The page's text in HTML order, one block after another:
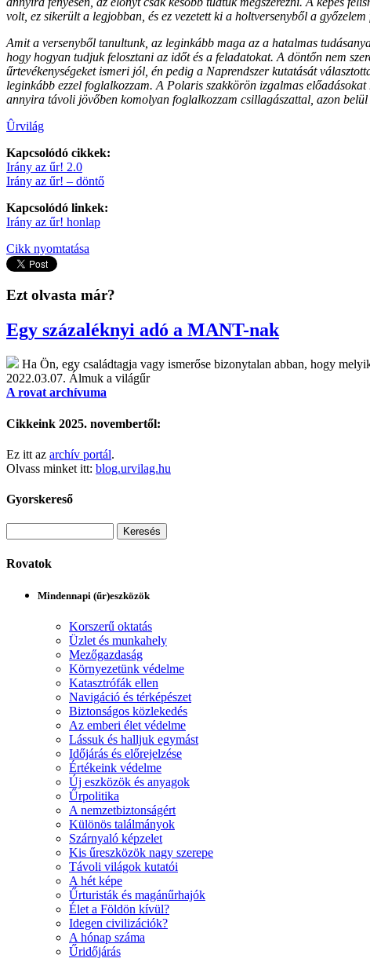
volt, ez sikerült a legjobban, és ez vezetett ki a holtversenyből a győzelem
Amit a versenyből tanultunk, az leginkább maga az a hatalmas
hogy hogyan tudjuk felosztani az időt és a feladatokat. A döntőn nem
űrtevékenységeket ismeri jól, én pedig a Naprendszer kutatását
leginkább ezzel foglalkozzam. A Polaris szakkörön izgalmas
annyira távoli jövőben komolyan foglalkozzam csillagászattal, azon
Ûrvilág
Kapcsolódó cikkek:
Irány az űr! 2.0
Irány az űr! – döntő
Kapcsolódó linkek:
Irány az űr! honlap
Cikk nyomtatása
Ezt olvasta már?
Egy százaléknyi adó a MANT-nak
Ha Ön, egy családtagja vagy ismerőse bizonytalan abban, hogy
2022.03.07. Álmuk a világűr
A rovat archívuma
Cikkeink 2025. novembertől:
Ez itt az archív portál.
Olvass minket itt: blog.urvilag.hu
Gyorskereső
Rovatok
Mindennapi (űr)eszközök
Korszerű oktatás
Üzlet és munkahely
Mezőgazdaság
Környezetünk védelme
Katasztrófák ellen
Navigáció és térképészet
Biztonságos közlekedés
Az emberi élet védelme
Lássuk és halljuk egymást
Időjárás és előrejelzése
Értékeink védelme
Új eszközök és anyagok
Űrpolitika
A nemzetbiztonságért
Különös találmányok
Szárnyaló képzelet
Kis űreszközök nagy szerepe
Távoli világok kutatói
A hét képe
Űrturisták és magánűrhajók
Élet a Földön kívül?
Idegen civilizációk?
A hónap száma
Űridőjárás